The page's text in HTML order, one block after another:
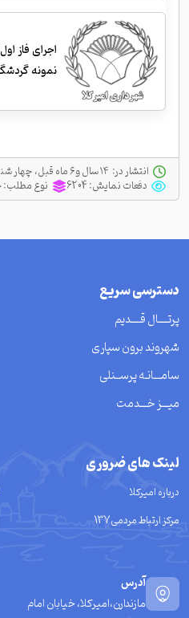
اجرای فاز
نمونه
انتشار در:
دفعات نمایش:6204 نوع مطلب:
دسترسی سریع
پرتــــال قــــدیم
شهروند برون سپاری
سامـــانـه پرســنلی
میـــز خـــدمت
لینک های ضروری
درباره امیرکلا
مرکز ارتباط مردمی137
آدرس
مازندارن،امیرکلا، خیابان امام